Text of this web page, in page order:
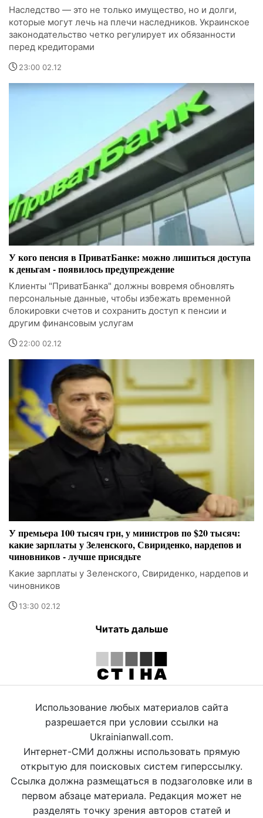
Наследство — это не только имущество, но и долги,
которые могут лечь на плечи наследников. Украинское
законодательство четко регулирует их обязанности
перед кредиторами
23:00 02.12
У кого пенсия в ПриватБанке: можно лишиться доступа
к деньгам - появилось предупреждение
Клиенты "ПриватБанка" должны вовремя обновлять
персональные данные, чтобы избежать временной
блокировки счетов и сохранить доступ к пенсии и
другим финансовым услугам
22:00 02.12
У премьера 100 тысяч грн, у министров по $20 тысяч:
какие зарплаты у Зеленского, Свириденко, нардепов и
чиновников - лучше присядьте
Какие зарплаты у Зеленского, Свириденко, нардепов и
чиновников
13:30 02.12
Читать дальше
Использование любых материалов сайта
разрешается при условии ссылки на
Ukrainianwall.com.
Интернет-СМИ должны использовать прямую
открытую для поисковых систем гиперссылку.
Ссылка должна размещаться в подзаголовке или в
первом абзаце материала. Редакция может не
разделять точку зрения авторов статей и